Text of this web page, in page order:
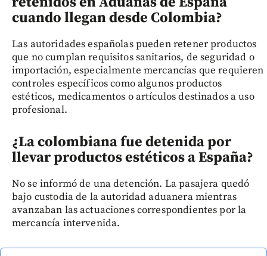
cuando llegan desde Colombia?
Las autoridades españolas pueden retener productos
que no cumplan requisitos sanitarios, de seguridad o
importación, especialmente mercancías que requieren
controles específicos como algunos productos
estéticos, medicamentos o artículos destinados a uso
profesional.
¿La colombiana fue detenida por
llevar productos estéticos a España?
No se informó de una detención. La pasajera quedó
bajo custodia de la autoridad aduanera mientras
avanzaban las actuaciones correspondientes por la
mercancía intervenida.